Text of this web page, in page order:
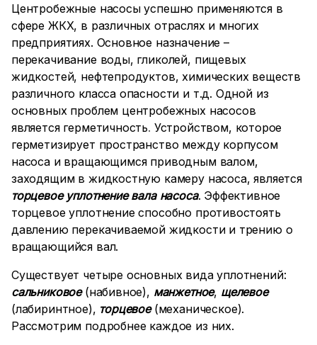
Центробежные насосы успешно применяются в
сфере ЖКХ, в различных отраслях и многих
предприятиях. Основное назначение –
перекачивание воды, гликолей, пищевых
жидкостей, нефтепродуктов, химических веществ
различного класса опасности и т.д. Одной из
основных проблем центробежных насосов
является герметичность. Устройством, которое
герметизирует пространство между корпусом
насоса и вращающимся приводным валом,
заходящим в жидкостную камеру насоса, является
торцевое уплотнение вала насоса. Эффективное
торцевое уплотнение способно противостоять
давлению перекачиваемой жидкости и трению о
вращающийся вал.
Существует четыре основных вида уплотнений:
сальниковое(набивное), манжетное, щелевое
(лабиринтное), торцевое(механическое).
Рассмотрим подробнее каждое из них.